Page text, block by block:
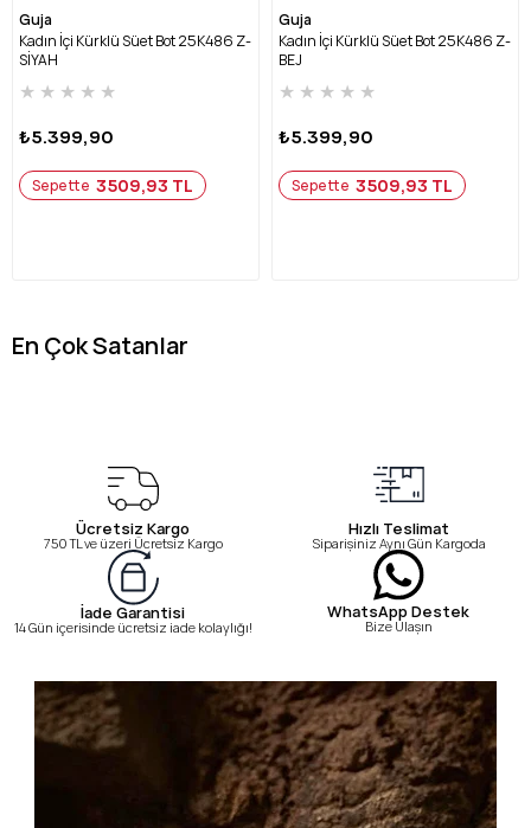
Guja
Kadın İçi Kürklü Süet Bot 25K486 Z-
SİYAH
★ ★ ★ ★ ★
₺5.399,90
Sepette 3509,93 TL
Guja
Kadın İçi Kürklü Süet Bot 25K486 Z-
BEJ
★ ★ ★ ★ ★
₺5.399,90
Sepette 3509,93 TL
En Çok Satanlar
Ücretsiz Kargo
750 TL ve üzeri Ücretsiz Kargo
Hızlı Teslimat
Siparişiniz Aynı Gün Kargoda
İade Garantisi
14 Gün içerisinde ücretsiz iade kolaylığı!
WhatsApp Destek
Bize Ulaşın